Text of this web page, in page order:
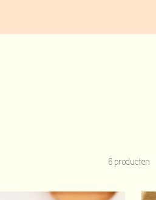
6 producten